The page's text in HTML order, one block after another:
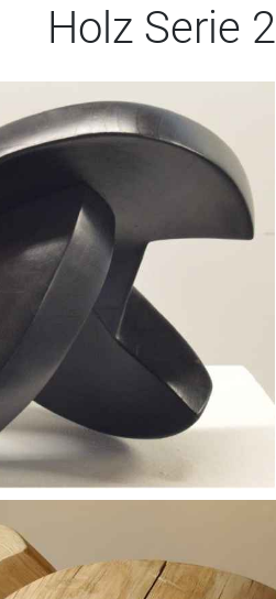
Holz Serie 2